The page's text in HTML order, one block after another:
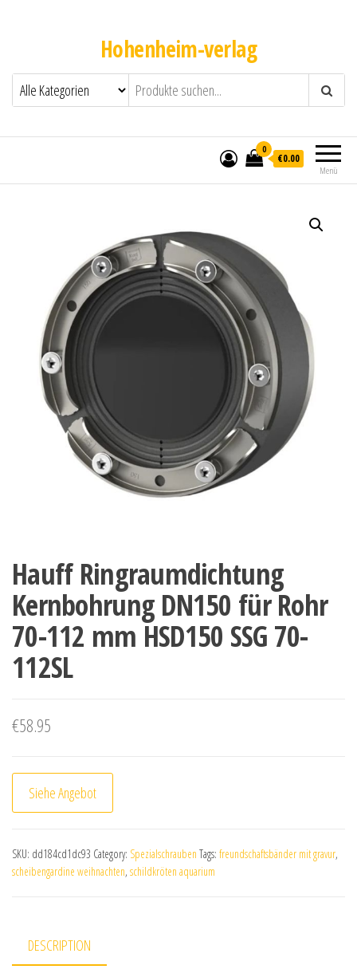
Hohenheim-verlag
Menü
0
€0.00
Hauff Ringraumdichtung
Kernbohrung DN150 für Rohr
70-112 mm HSD150 SSG 70-
112SL
€58.95
Siehe Angebot
SKU: dd184cd1dc93 Category: Spezialschrauben Tags: freundschaftsbänder mit gravur,
scheibengardine weihnachten, schildkröten aquarium
DESCRIPTION